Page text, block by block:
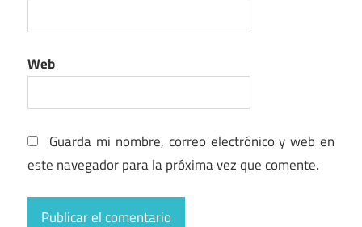
Web
Guarda mi nombre, correo electrónico y web en
este navegador para la próxima vez que comente.